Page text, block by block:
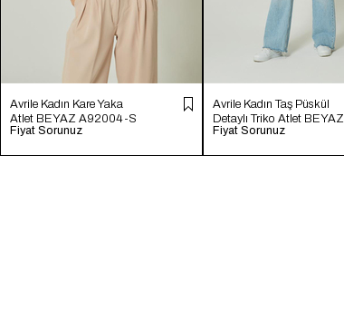
Avrile Kadın Kare Yaka
Atlet BEYAZ A92004-S
Fiyat Sorunuz
Avrile Kadın Taş Püskül
Detaylı Triko Atlet BEYAZ
A92273-S
Fiyat Sorunuz